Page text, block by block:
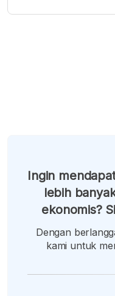
Ingin
lebih
ekonomis?
Dengan
kami untuk